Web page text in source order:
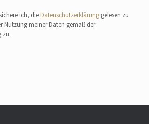
ich, die Datenschutzerklärung gelesen zu
Nutzung meiner Daten gemäß der
zu.